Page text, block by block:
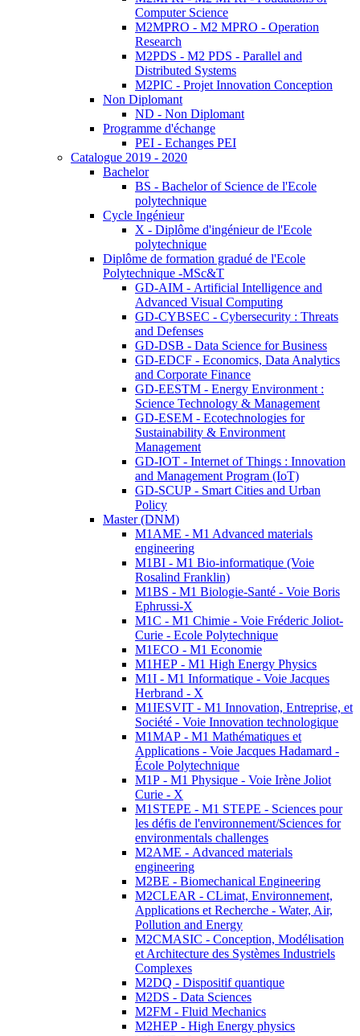
Computer Science
M2MPRO - M2 MPRO - Operation
Research
M2PDS - M2 PDS - Parallel and
Distributed Systems
M2PIC - Projet Innovation Conception
Non Diplomant
ND - Non Diplomant
Programme d'échange
PEI - Echanges PEI
Catalogue 2019 - 2020
Bachelor
BS - Bachelor of Science de l'Ecole
polytechnique
Cycle Ingénieur
X - Diplôme d'ingénieur de l'Ecole
polytechnique
Diplôme de formation gradué de l'Ecole
Polytechnique -MSc&T
GD-AIM - Artificial Intelligence and
Advanced Visual Computing
GD-CYBSEC - Cybersecurity : Threats
and Defenses
GD-DSB - Data Science for Business
GD-EDCF - Economics, Data Analytics
and Corporate Finance
GD-EESTM - Energy Environment :
Science Technology & Management
GD-ESEM - Ecotechnologies for
Sustainability & Environment
Management
GD-IOT - Internet of Things : Innovation
and Management Program (IoT)
GD-SCUP - Smart Cities and Urban
Policy
Master (DNM)
M1AME - M1 Advanced materials
engineering
M1BI - M1 Bio-informatique (Voie
Rosalind Franklin)
M1BS - M1 Biologie-Santé - Voie Boris
Ephrussi-X
M1C - M1 Chimie - Voie Fréderic Joliot-
Curie - Ecole Polytechnique
M1ECO - M1 Economie
M1HEP - M1 High Energy Physics
M1I - M1 Informatique - Voie Jacques
Herbrand - X
M1IESVIT - M1 Innovation, Entreprise, et
Société - Voie Innovation technologique
M1MAP - M1 Mathématiques et
Applications - Voie Jacques Hadamard -
École Polytechnique
M1P - M1 Physique - Voie Irène Joliot
Curie - X
M1STEPE - M1 STEPE - Sciences pour
les défis de l'environnement/Sciences for
environmentals challenges
M2AME - Advanced materials
engineering
M2BE - Biomechanical Engineering
M2CLEAR - CLimat, Environnement,
Applications et Recherche - Water, Air,
Pollution and Energy
M2CMASIC - Conception, Modélisation
et Architecture des Systèmes Industriels
Complexes
M2DQ - Dispositif quantique
M2DS - Data Sciences
M2FM - Fluid Mechanics
M2HEP - High Energy physics